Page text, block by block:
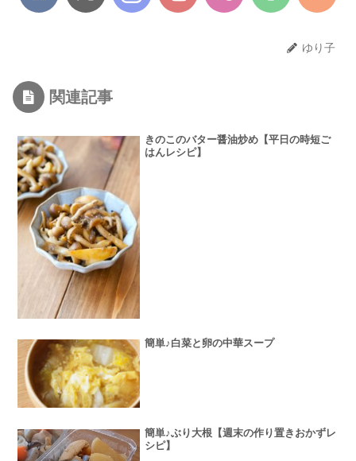
ゆり子
関連記事
きのこのバター醤油炒め【平日の時短ご
はんレシピ】
簡単♪白菜と卵の中華スープ
簡単♪ぶり大根【週末の作り置きおかずレ
シピ】